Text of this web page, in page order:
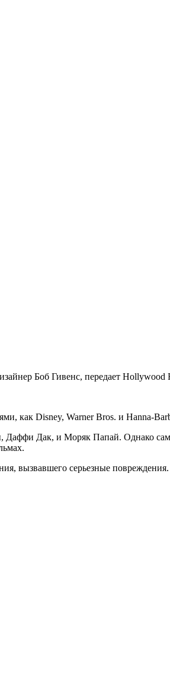
Боб Гивенс, передает Hollywood
как Disney, Warner Bros. и Hanna-
Дак, и Моряк Папай. Однако
вызвавшего серьезные